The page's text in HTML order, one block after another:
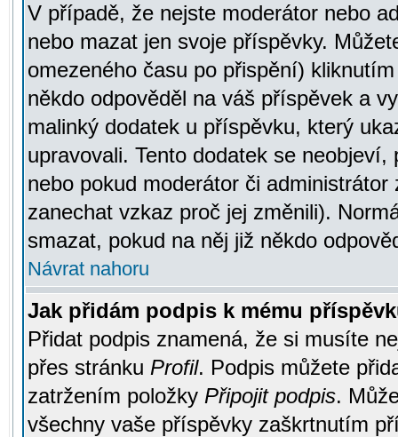
V případě, že nejste moderátor nebo
nebo mazat jen svoje příspěvky.
omezeného času po přispění)
někdo odpověděl na váš příspěvek a
malinký dodatek u příspěvku, který
upravovali. Tento dodatek se
nebo pokud moderátor či
zanechat vzkaz proč jej změnili).
smazat, pokud na něj již někdo
Návrat nahoru
Jak přidám podpis k mému
Přidat podpis znamená, že si musíte
přes stránku Profil. Podpis můžete
zatržením položky Připojit podpis.
všechny vaše příspěvky zaškrtnutím